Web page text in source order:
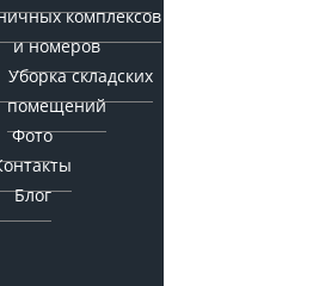
комплексов
и номеров
Уборка складских
помещений
Фото
Блог